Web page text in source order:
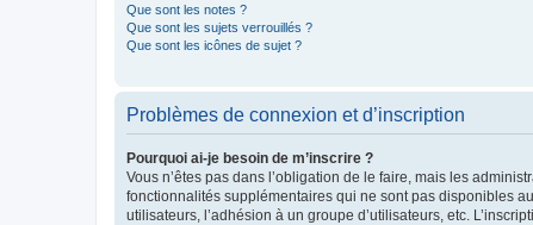
Que sont les notes ?
Que sont les sujets verrouillés ?
Que sont les icônes de sujet ?
Problèmes de connexion et d’inscription
Pourquoi ai-je besoin de m’inscrire ?
Vous n’êtes pas dans l’obligation de le faire, mais les
fonctionnalités supplémentaires qui ne sont pas disponibles
utilisateurs, l’adhésion à un groupe d’utilisateurs, etc.